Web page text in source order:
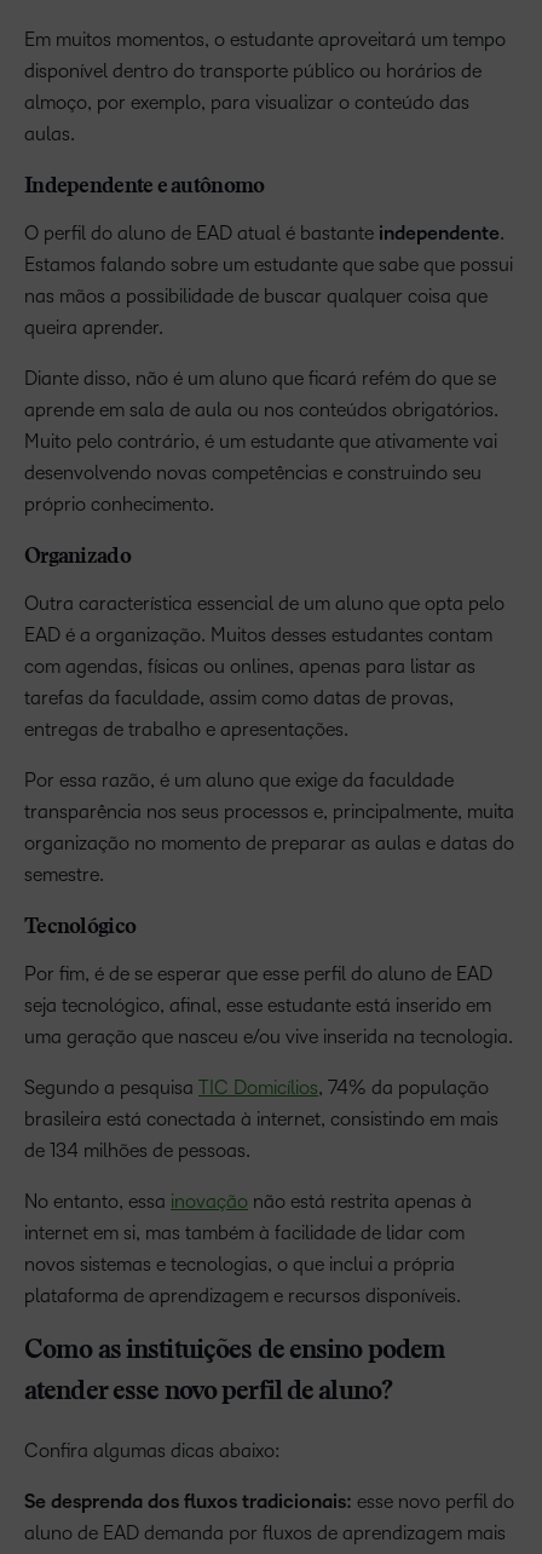
Em muitos momentos, o estudante aproveitará um tempo
disponível dentro do transporte público ou horários de
almoço, por exemplo, para visualizar o conteúdo das
aulas.
Independente e autônomo
O perfil do aluno de EAD atual é bastante independente.
Estamos falando sobre um estudante que sabe que possui
nas mãos a possibilidade de buscar qualquer coisa que
queira aprender.
Diante disso, não é um aluno que ficará refém do que se
aprende em sala de aula ou nos conteúdos obrigatórios.
Muito pelo contrário, é um estudante que ativamente vai
desenvolvendo novas competências e construindo seu
próprio conhecimento.
Organizado
Outra característica essencial de um aluno que opta pelo
EAD é a organização. Muitos desses estudantes contam
com agendas, físicas ou onlines, apenas para listar as
tarefas da faculdade, assim como datas de provas,
entregas de trabalho e apresentações.
Por essa razão, é um aluno que exige da faculdade
transparência nos seus processos e, principalmente, muita
organização no momento de preparar as aulas e datas do
semestre.
Tecnológico
Por fim, é de se esperar que esse perfil do aluno de EAD
seja tecnológico, afinal, esse estudante está inserido em
uma geração que nasceu e/ou vive inserida na tecnologia.
Segundo a pesquisa TIC Domicílios, 74% da população
brasileira está conectada à internet, consistindo em mais
de 134 milhões de pessoas.
No entanto, essa inovação não está restrita apenas à
internet em si, mas também à facilidade de lidar com
novos sistemas e tecnologias, o que inclui a própria
plataforma de aprendizagem e recursos disponíveis.
Como as instituições de ensino podem
atender esse novo perfil de aluno?
Confira algumas dicas abaixo:
Se desprenda dos fluxos tradicionais: esse novo perfil do
aluno de EAD demanda por fluxos de aprendizagem mais